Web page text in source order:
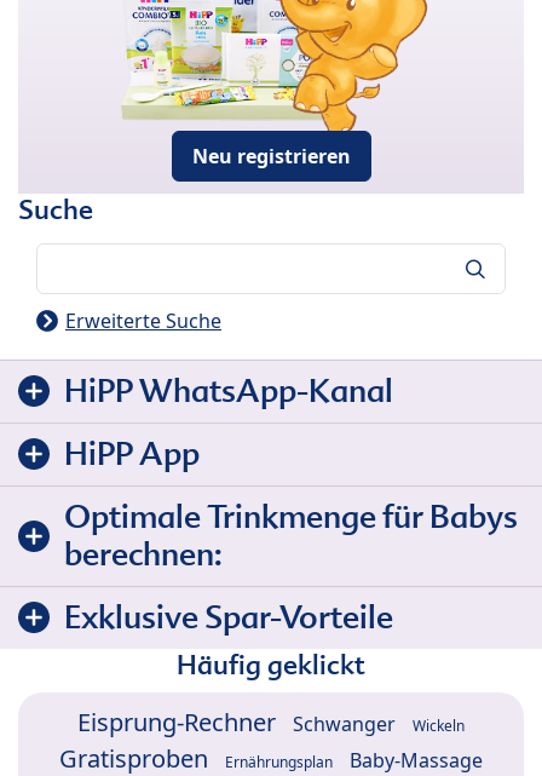
Neu registrieren
Suche
Erweiterte Suche
HiPP WhatsApp-Kanal
HiPP App
Optimale Trinkmenge für Babys
berechnen:
Exklusive Spar-Vorteile
Häufig geklickt
Eisprung-Rechner Schwanger Wickeln
Gratisproben Ernährungsplan Baby-Massage